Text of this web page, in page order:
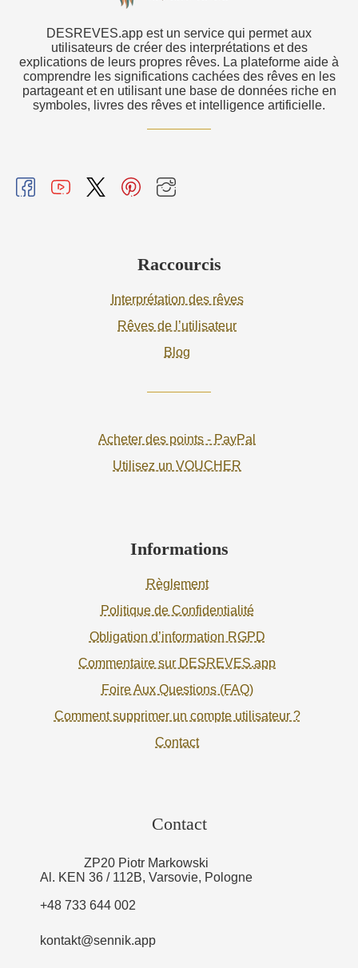
DESREVES.app est un service qui permet aux
utilisateurs de créer des interprétations et des
explications de leurs propres rêves. La plateforme aide à
comprendre les significations cachées des rêves en les
partageant et en utilisant une base de données riche en
symboles, livres des rêves et intelligence artificielle.
Raccourcis
Interprétation des rêves
Rêves de l’utilisateur
Blog
Acheter des points - PayPal
Utilisez un VOUCHER
Informations
Règlement
Politique de Confidentialité
Obligation d’information RGPD
Commentaire sur DESREVES.app
Foire Aux Questions (FAQ)
Comment supprimer un compte utilisateur ?
Contact
Contact
ZP20 Piotr Markowski
Al. KEN 36 / 112B, Varsovie, Pologne
+48 733 644 002
kontakt@sennik.app